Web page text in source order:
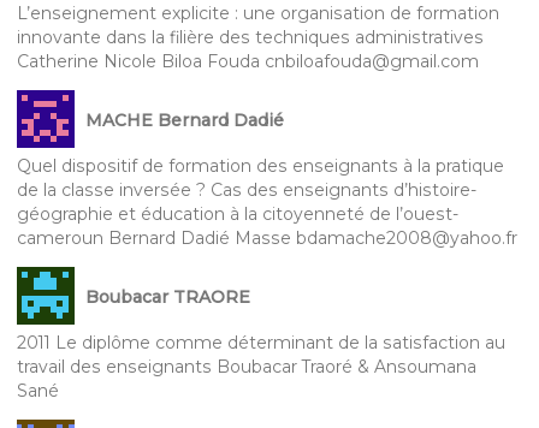
L’enseignement explicite : une organisation de formation
innovante dans la filière des techniques administratives
Catherine Nicole Biloa Fouda cnbiloafouda@gmail.com
MACHE Bernard Dadié
Quel dispositif de formation des enseignants à la pratique
de la classe inversée ? Cas des enseignants d’histoire-
géographie et éducation à la citoyenneté de l’ouest-
cameroun Bernard Dadié Masse bdamache2008@yahoo.fr
Boubacar TRAORE
2011 Le diplôme comme déterminant de la satisfaction au
travail des enseignants Boubacar Traoré & Ansoumana
Sané